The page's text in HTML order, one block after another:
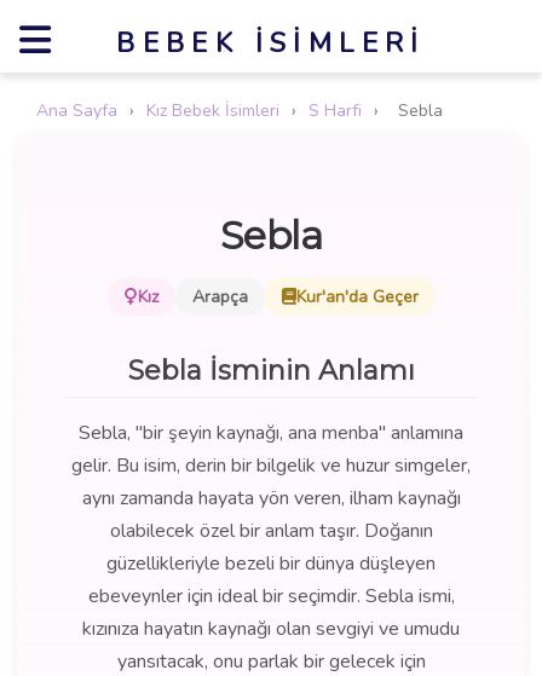
BEBEK İSIMLERI
Ana Sayfa › Kız Bebek İsimleri › S Harfi › Sebla
Sebla
Kız Arapça Kur'an'da Geçer
Sebla İsminin Anlamı
Sebla, "bir şeyin kaynağı, ana menba" anlamına
gelir. Bu isim, derin bir bilgelik ve huzur simgeler,
aynı zamanda hayata yön veren, ilham kaynağı
olabilecek özel bir anlam taşır. Doğanın
güzellikleriyle bezeli bir dünya düşleyen
ebeveynler için ideal bir seçimdir. Sebla ismi,
kızınıza hayatın kaynağı olan sevgiyi ve umudu
yansıtacak, onu parlak bir gelecek için